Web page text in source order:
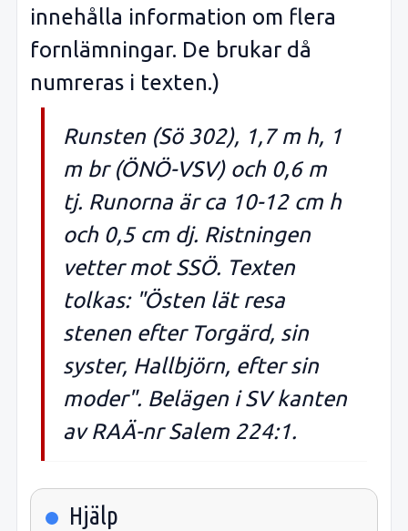
innehålla information om flera
fornlämningar. De brukar då
numreras i texten.)
Runsten (Sö 302), 1,7 m h, 1
m br (ÖNÖ-VSV) och 0,6 m
tj. Runorna är ca 10-12 cm h
och 0,5 cm dj. Ristningen
vetter mot SSÖ. Texten
tolkas: "Östen lät resa
stenen efter Torgärd, sin
syster, Hallbjörn, efter sin
moder". Belägen i SV kanten
av RAÄ-nr Salem 224:1.
Hjälp